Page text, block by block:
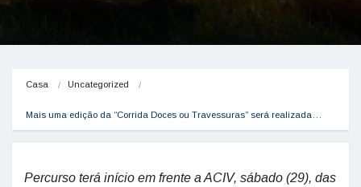
Casa Uncategorized
Mais uma edição da “Corrida Doces ou Travessuras” será realizada…
Percurso terá início em frente a ACIV, sábado (29), das